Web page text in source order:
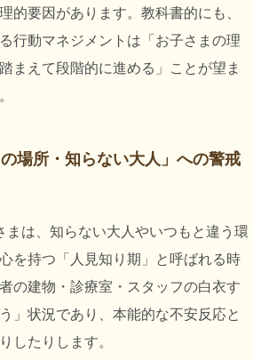
的要因があります。教科書的にも、
行動マネジメントは「お子さまの理
まえて段階的に進める」ことが望ま
場所・知らない大人」への警戒
まは、知らない大人やいつもと違う環
を持つ「人見知り期」と呼ばれる時
の建物・診療室・スタッフの白衣す
」状況であり、本能的な不安反応と
したりします。